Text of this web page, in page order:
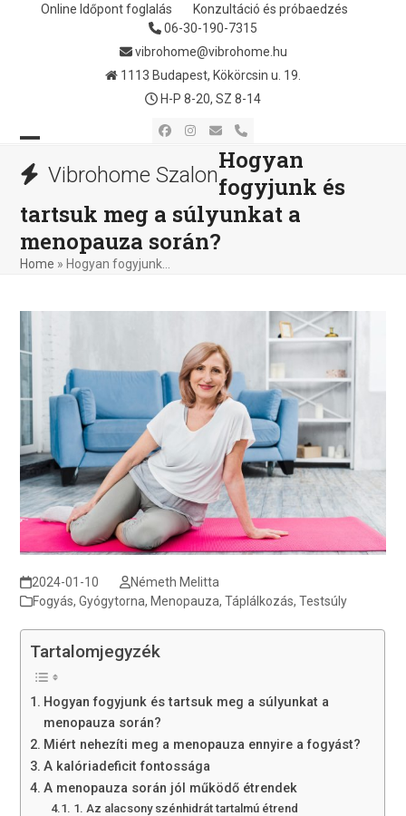
Online Időpont foglalás
Konzultáció és próbaedzés
06-30-190-7315
vibrohome@vibrohome.hu
1113 Budapest, Kökörcsin u. 19.
H-P 8-20, SZ 8-14
Facebook
Instagram
EmailPhone
Vibrohome Szalon
Open
mobile
menu
Close
mobile
menu
Hogyan
fogyjunk és
tartsuk meg a súlyunkat a
menopauza során?
Home » Hogyan fogyjunk…
2024-01-10
Németh Melitta
Fogyás,Gyógytorna, Menopauza,Táplálkozás,Testsúly
Tartalomjegyzék
Hogyan fogyjunk és tartsuk meg a súlyunkat a
menopauza során?
Miért nehezíti meg a menopauza ennyire a fogyást?
A kalóriadeficit fontossága
A menopauza során jól működő étrendek
1. Az alacsony szénhidrát tartalmú étrend